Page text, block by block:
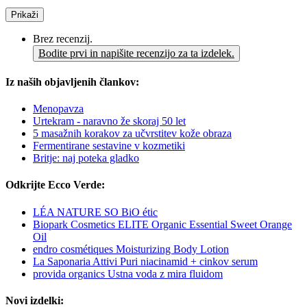
Prikaži
Brez recenzij.
Bodite prvi in napišite recenzijo za ta izdelek.
Iz naših objavljenih člankov:
Menopavza
Urtekram - naravno že skoraj 50 let
5 masažnih korakov za učvrstitev kože obraza
Fermentirane sestavine v kozmetiki
Britje: naj poteka gladko
Odkrijte Ecco Verde:
LÉA NATURE SO BiO étic
Biopark Cosmetics ELITE Organic Essential Sweet Orange
Oil
endro cosmétiques Moisturizing Body Lotion
La Saponaria Attivi Puri niacinamid + cinkov serum
provida organics Ustna voda z mira fluidom
Novi izdelki: